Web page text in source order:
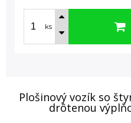
ks
Plošinový vozík so
drôtenou